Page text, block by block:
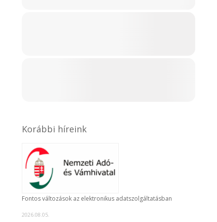
Korábbi híreink
Fontos változások az elektronikus adatszolgáltatásban
2026.08.05.